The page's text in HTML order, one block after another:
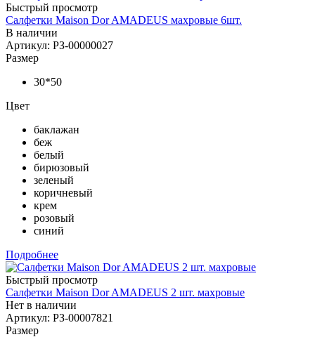
Быстрый просмотр
Cалфетки Maison Dor AMADEUS махровые 6шт.
В наличии
Артикул: РЗ-00000027
Размер
30*50
Цвет
баклажан
беж
белый
бирюзовый
зеленый
коричневый
крем
розовый
синий
Подробнее
Быстрый просмотр
Салфетки Maison Dor AMADEUS 2 шт. махровые
Нет в наличии
Артикул: РЗ-00007821
Размер